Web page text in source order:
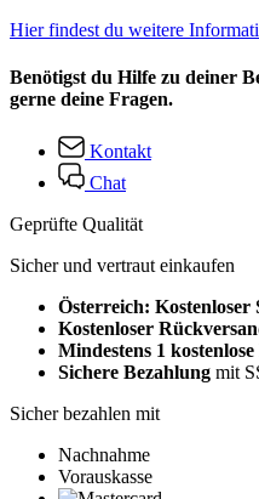
Hier findest du weitere
Benötigst du Hilfe zu deiner
gerne deine Fragen.
Kontakt
Chat
Geprüfte Qualität
Sicher und vertraut einkaufen
Österreich: Kostenloser
Kostenloser
Mindestens 1
Sichere Bezahlung mit
Sicher bezahlen mit
Nachnahme
Vorauskasse